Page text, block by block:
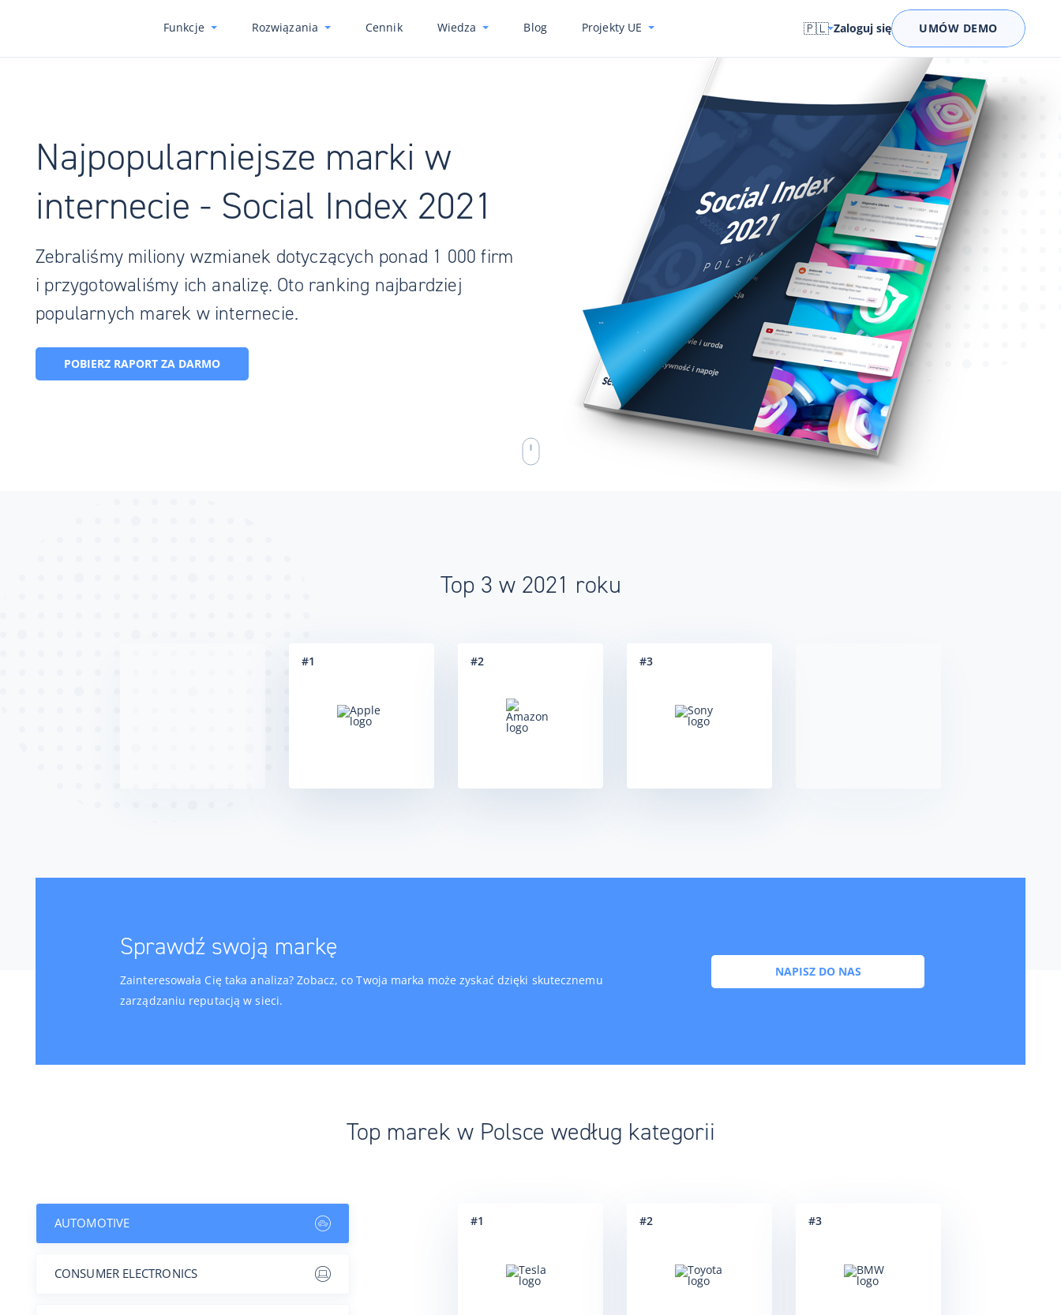
Funkcje Rozwiązania Cennik Wiedza Blog Projekty UE 🇵🇱 Zaloguj się UMÓW DEMO
Najpopularniejsze marki w
internecie - Social Index 2021
Zebraliśmy miliony wzmianek dotyczących ponad 1 000 firm
i przygotowaliśmy ich analizę. Oto ranking najbardziej
popularnych marek w internecie.
POBIERZ RAPORT ZA DARMO
Top 3 w 2021 roku
#1 #2 #3
Sprawdź swoją markę
Zainteresowała Cię taka analiza? Zobacz, co Twoja marka może zyskać dzięki skutecznemu
zarządzaniu reputacją w sieci.
NAPISZ DO NAS
Top marek w Polsce według kategorii
AUTOMOTIVE
CONSUMER ELECTRONICS
#1 #2 #3